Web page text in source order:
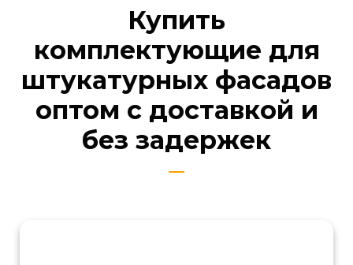
Купить
комплектующие для
штукатурных фасадов
оптом с доставкой и
без задержек